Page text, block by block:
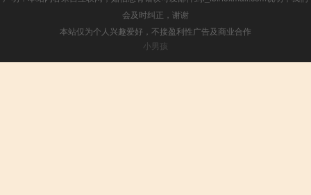
会及时纠正，谢谢
本站仅为个人兴趣爱好，不接盈利性广告及商业合作
小男孩